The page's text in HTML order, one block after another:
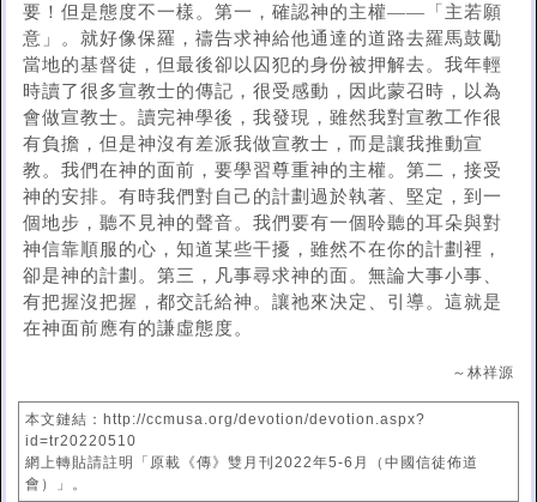
要！但是態度不一樣。第一，確認神的主權——「主若願
意」。就好像保羅，禱告求神給他通達的道路去羅馬鼓勵
當地的基督徒，但最後卻以囚犯的身份被押解去。我年輕
時讀了很多宣教士的傳記，很受感動，因此蒙召時，以為
會做宣教士。讀完神學後，我發現，雖然我對宣教工作很
有負擔，但是神沒有差派我做宣教士，而是讓我推動宣
教。我們在神的面前，要學習尊重神的主權。第二，接受
神的安排。有時我們對自己的計劃過於執著、堅定，到一
個地步，聽不見神的聲音。我們要有一個聆聽的耳朵與對
神信靠順服的心，知道某些干擾，雖然不在你的計劃裡，
卻是神的計劃。第三，凡事尋求神的面。無論大事小事、
有把握沒把握，都交託給神。讓祂來決定、引導。這就是
在神面前應有的謙虛態度。
～林祥源
本文鏈結：http://ccmusa.org/devotion/devotion.aspx?
id=tr20220510
網上轉貼請註明「原載《傳》雙月刊2022年5-6月（中國信徒佈道
會）」。